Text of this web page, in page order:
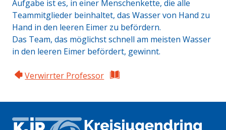
Aufgabe ist es, in einer Menschenkette, die alle
Teammitglieder beinhaltet, das Wasser von Hand zu
Hand in den leeren Eimer zu befördern.
Das Team, das möglichst schnell am meisten Wasser
in den leeren Eimer befördert, gewinnt.
Verwirrter Professor